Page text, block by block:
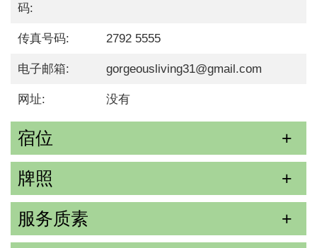
码:
传真号码: 2792 5555
电子邮箱: gorgeousliving31@gmail.com
网址: 没有
宿位
牌照
服务质素